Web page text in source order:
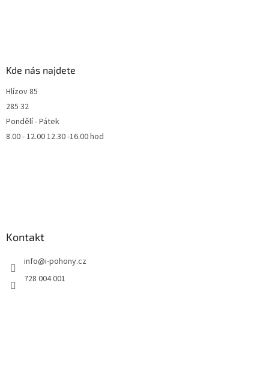
Kde nás najdete
Hlízov 85
285 32
Pondělí - Pátek
8.00 - 12.00 12.30 -16.00 hod
Kontakt
info@i-pohony.cz
728 004 001